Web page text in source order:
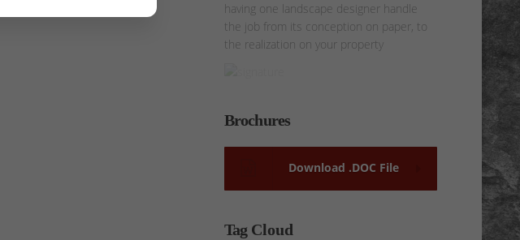
having one landscape designer handle
the job from its conception on paper, to
the realization on your property
Brochures
Download .DOC File
Tag Cloud